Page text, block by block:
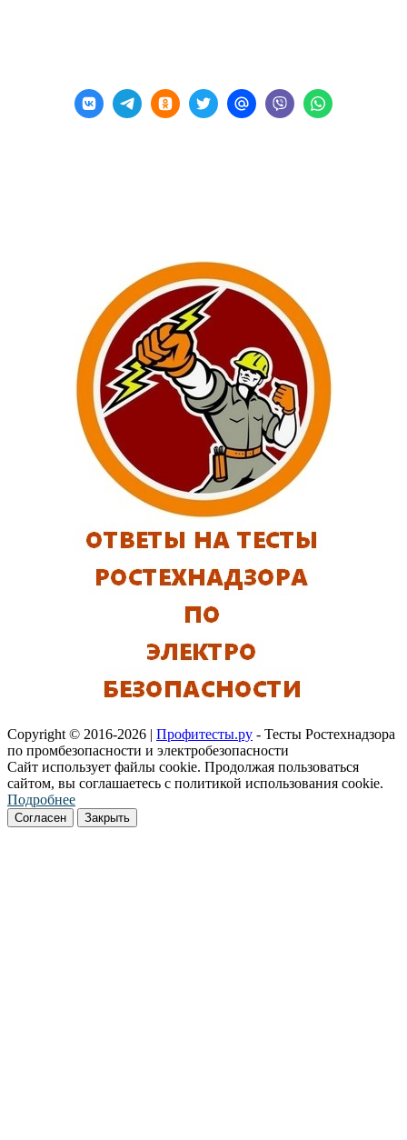
Copyright © 2016-2026 | Профитесты.ру - Тесты Ростехнадзора
по промбезопасности и электробезопасности
Сайт использует файлы cookie. Продолжая пользоваться
сайтом, вы соглашаетесь с политикой использования cookie.
Подробнее
Согласен Закрыть